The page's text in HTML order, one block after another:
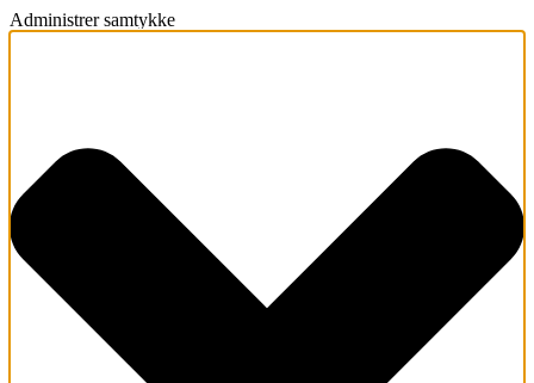
Administrer samtykke